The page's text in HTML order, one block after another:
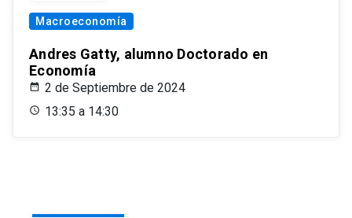
Macroeconomía
Andres Gatty, alumno Doctorado en
Economía
2 de Septiembre de 2024
13:35 a 14:30